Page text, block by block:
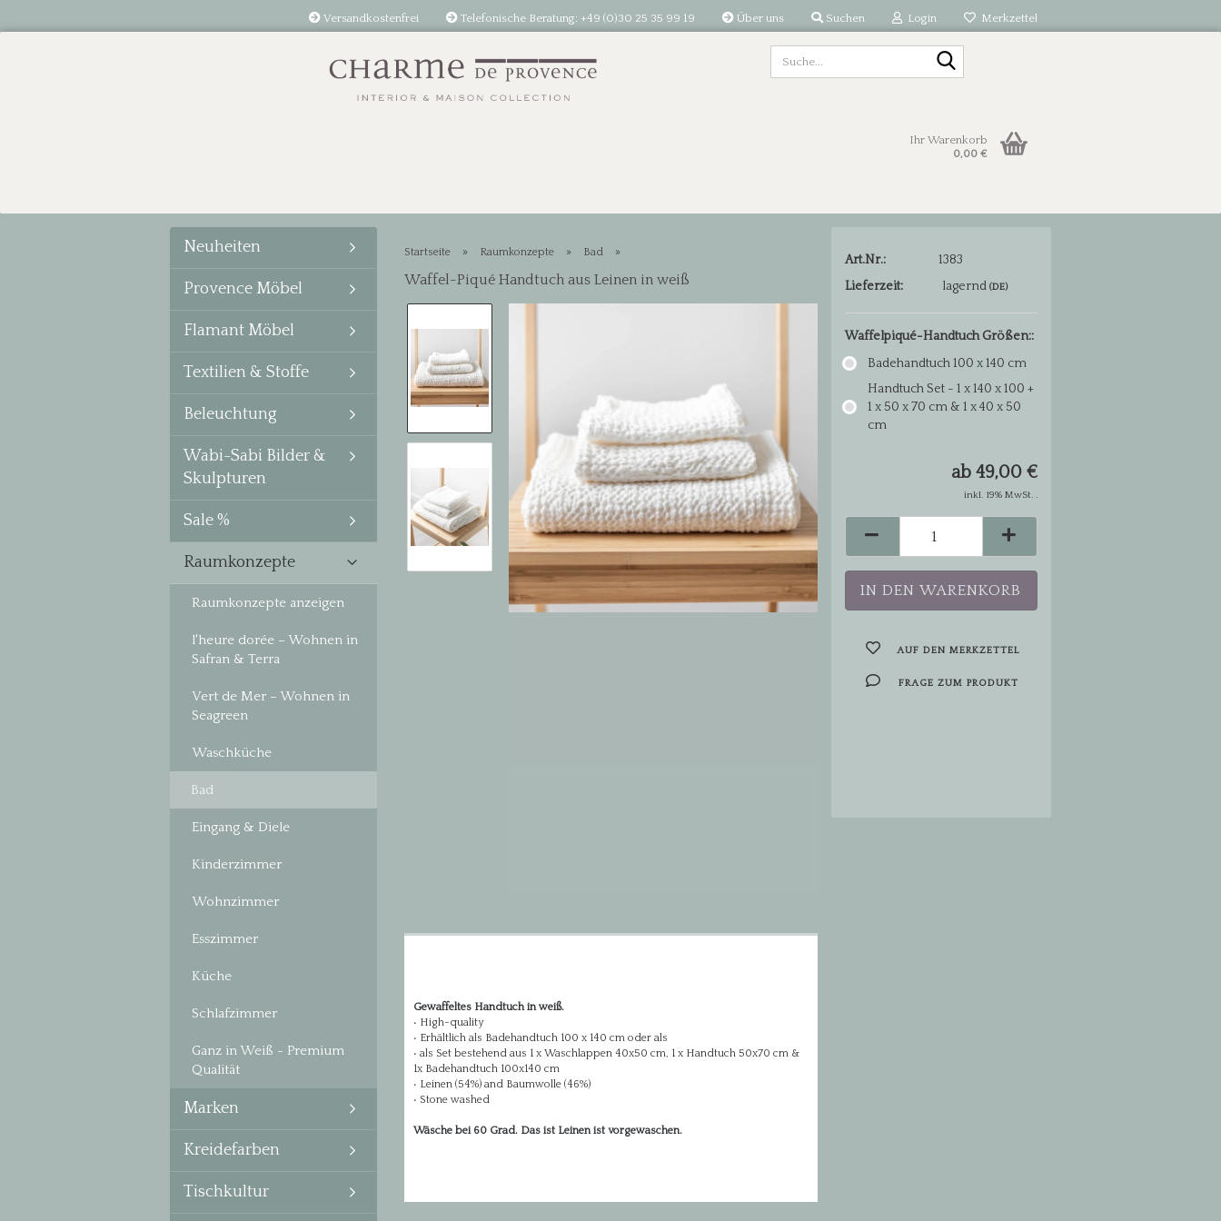
Versandkostenfrei Telefonische Beratung: +49 (0)30 25 35 99 19 Über uns Suchen Login Merkzettel
Ihr Warenkorb
0,00 €
Startseite » Raumkonzepte » Bad »
Waffel-Piqué Handtuch aus Leinen in weiß
Art.Nr.:
1383
Lieferzeit:
lagernd(DE)
Waffelpiqué-Handtuch Größen::
Badehandtuch 100 x 140 cm
Handtuch Set - 1 x 140 x 100 +
1 x 50 x 70 cm & 1 x 40 x 50
cm
ab 49,00 €
inkl. 19% MwSt. .
AUF DEN MERKZETTEL
FRAGE ZUM PRODUKT
Gewaffeltes Handtuch in weiß.
• High-quality
• Erhältlich als Badehandtuch 100 x 140 cm oder als
• als Set bestehend aus 1 x Waschlappen 40x50 cm, 1 x Handtuch 50x70 cm &
1x Badehandtuch 100x140 cm
• Leinen (54%) and Baumwolle (46%)
• Stone washed
Wäsche bei 60 Grad. Das ist Leinen ist vorgewaschen.
Neuheiten
Provence Möbel
Flamant Möbel
Textilien & Stoffe
Beleuchtung
Wabi-Sabi Bilder &
Skulpturen
Sale %
Raumkonzepte
Raumkonzepte anzeigen
l'heure dorée – Wohnen in
Safran & Terra
Vert de Mer – Wohnen in
Seagreen
Waschküche
Bad
Eingang & Diele
Kinderzimmer
Wohnzimmer
Esszimmer
Küche
Schlafzimmer
Ganz in Weiß - Premium
Qualität
Marken
Kreidefarben
Tischkultur